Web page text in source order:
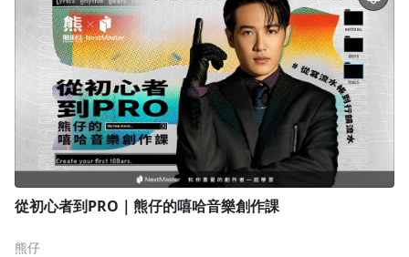
從初心者到PRO｜熊仔的嘻哈音樂創作課
熊仔